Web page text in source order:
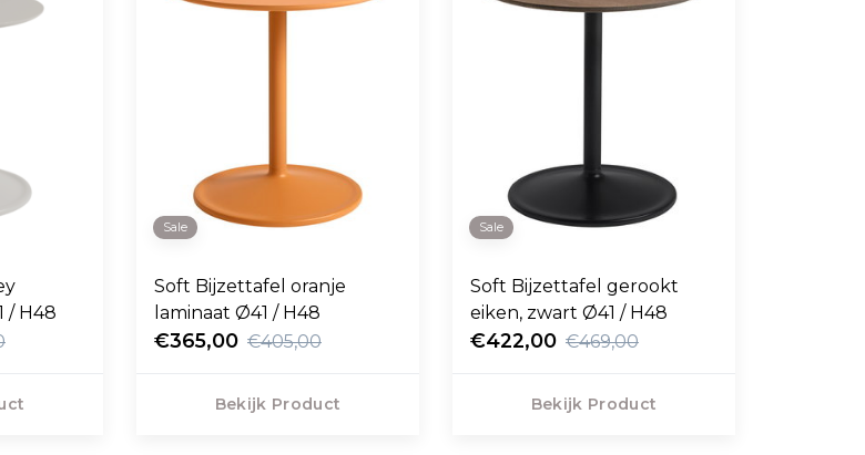
/ H48
Sale
Soft Bijzettafel oranje
laminaat Ø41 / H48
€365,00 €405,00
Bekijk Product
Sale
Soft Bijzettafel gerookt
eiken, zwart Ø41 / H48
€422,00 €469,00
Bekijk Product